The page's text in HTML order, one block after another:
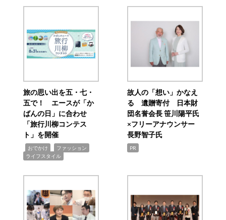
旅の思い出を五・七・
五で！ エースが「か
ばんの日」に合わせ
「旅行川柳コンテス
ト」を開催
おでかけ ファッション
ライフスタイル
故人の「想い」かなえ
る 遺贈寄付 日本財
団名誉会長 笹川陽平氏
×フリーアナウンサー
長野智子氏
PR